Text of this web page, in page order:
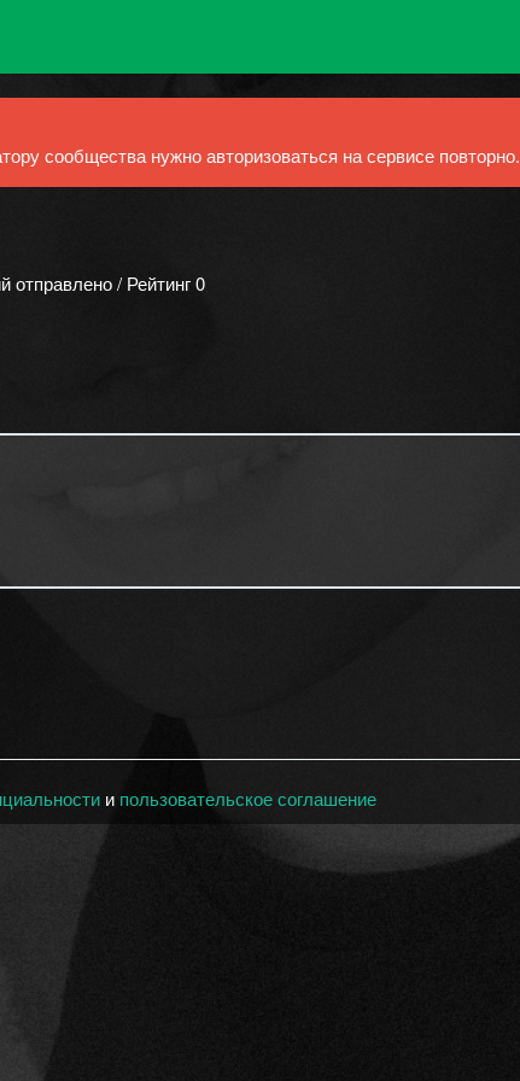
сообщества нужно авторизоваться на сервисе повторно.
отправлено / Рейтинг 0
и пользовательское соглашение